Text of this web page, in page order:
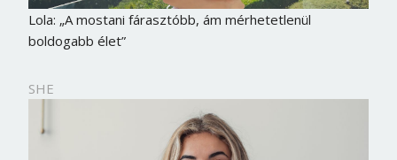
Lola: „A mostani fárasztóbb, ám mérhetetlenül
boldogabb élet”
SHE